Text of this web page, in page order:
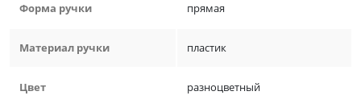
Форма ручки прямая
Материал ручки пластик
Цвет разноцветный